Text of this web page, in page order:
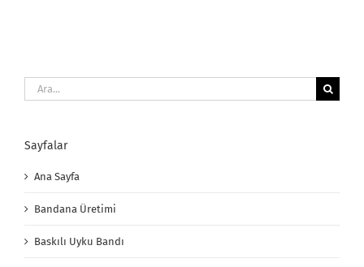
Ara:
Sayfalar
Ana Sayfa
Bandana Üretimi
Baskılı Uyku Bandı